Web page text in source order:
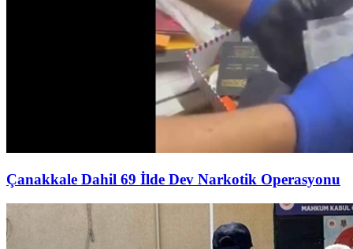
Çanakkale Dahil 69 İlde Dev Narkotik Operasyonu